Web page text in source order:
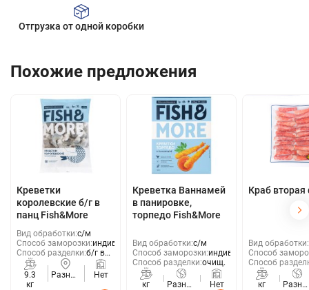
Отгрузка от одной коробки
Похожие предложения
Креветки
королевские б/г в
панц Fish&More
Вид обработки:с/м
Способ заморозки:индивид
Способ разделки:б/г в
панц.
9.3
кг
Разные
Нет
Креветка Ваннамей
в панировке,
торпедо Fish&More
Вид обработки:с/м
Способ заморозки:индивид
Способ разделки:очищ.
кг
Разные
Нет
Краб вторая
Вид обработки:
Способ
Способ
кг